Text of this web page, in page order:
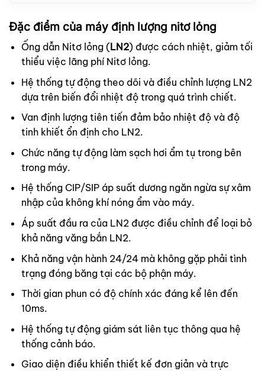
Đặc điểm của máy định lượng nitơ lỏng
Ống dẫn Nitơ lỏng (LN2) được cách nhiệt, giảm tối
thiểu việc lãng phí Nitơ lỏng.
Hệ thống tự động theo dõi và điều chỉnh lượng LN2
dựa trên biến đổi nhiệt độ trong quá trình chiết.
Van định lượng tiên tiến đảm bảo nhiệt độ và độ
tinh khiết ổn định cho LN2.
Chức năng tự động làm sạch hơi ẩm tụ trong bên
trong máy.
Hệ thống CIP/SIP áp suất dương ngăn ngừa sự xâm
nhập của không khí nóng ẩm vào máy.
Áp suất đầu ra của LN2 được điều chỉnh để loại bỏ
khả năng văng bắn LN2.
Khả năng vận hành 24/24 mà không gặp phải tình
trạng đóng băng tại các bộ phận máy.
Thời gian phun có độ chính xác đáng kể lên đến
10ms.
Hệ thống tự động giám sát liên tục thông qua hệ
thống cảnh báo.
Giao diện điều khiển thiết kế đơn giản và trực